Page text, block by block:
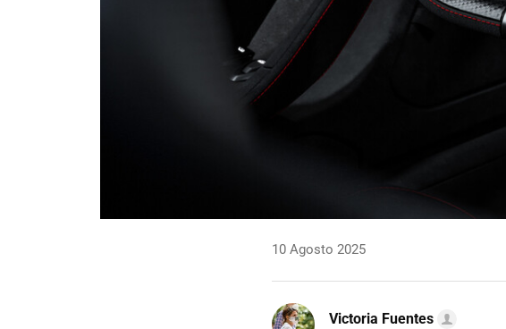
10 Agosto 2025
Victoria Fuentes